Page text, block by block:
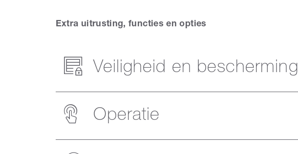
Extra uitrusting, functies en opties
Veiligheid en bescherming
Operatie